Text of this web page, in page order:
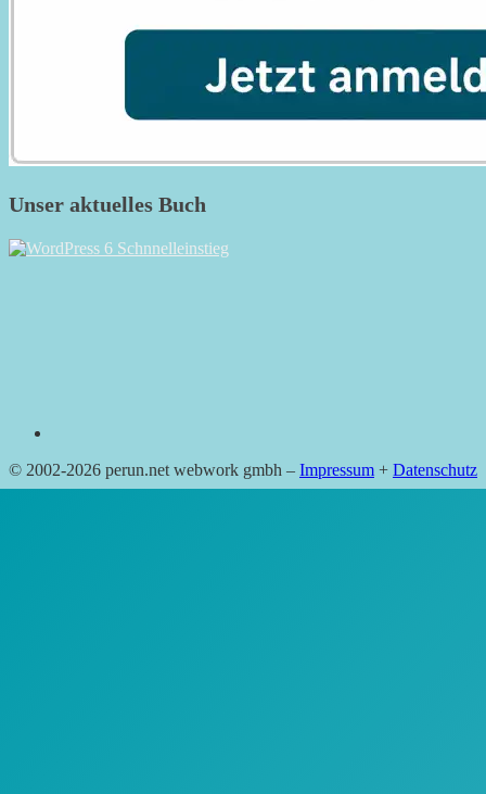
Unser aktuelles Buch
© 2002-2026 perun.net webwork gmbh – Impressum + Datenschutz